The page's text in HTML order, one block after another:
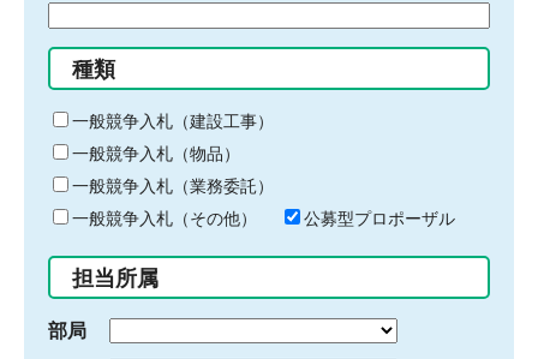
る
キ
ー
ワ
ー
ド
入
力
種類
一般競争入札（建設工事）
一般競争入札（物品）
一般競争入札（業務委託）
一般競争入札（その他）
公募型プロポーザル
担当所属
部局